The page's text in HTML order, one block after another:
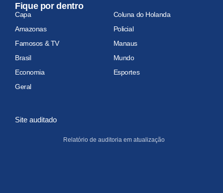
Fique por dentro
Capa
Coluna do Holanda
Amazonas
Policial
Famosos & TV
Manaus
Brasil
Mundo
Economia
Esportes
Geral
Site auditado
Relatório de auditoria em atualização